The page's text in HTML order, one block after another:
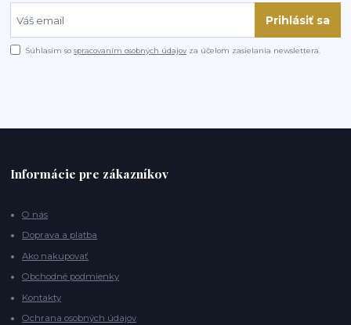
Prihlásiť sa
Súhlasím sospracovaním osobných údajov za účelom zasielania newslettera.
Informácie pre zákazníkov
O nás
Doprava a platba
Ako nakupovať
Obchodné podmienky
Kontakty
Ochrana osobných údajov